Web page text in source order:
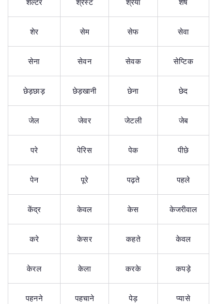
शेर सेम सेफ सेवा
सेना सेवन सेवक सेप्टिक
छेड़छाड़ छेड़खानी छेना छेद
जेल जेवर जेटली जेब
परे पेरिस पेक पीछे
पेन पूरे पढ़ते पहले
केंद्र केवल केस केजरीवाल
करे केसर कहते केवल
केरल केला करके कपड़े
पहनने पहचाने पेड़ प्यासे